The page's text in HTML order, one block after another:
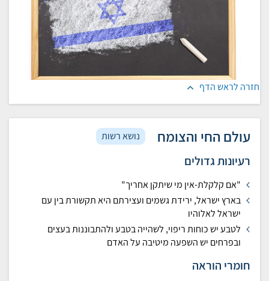
חזרה לראש הדף
עולם החי והצומח נושא רשות
רעיונות גדולים
"אם קלקלת-אין מי שיתקן אחריך"
בארץ ישראל, ירידת גשמים ועצירתם היא תקשורת בין עם
ישראל לאלוהיו
לטבע יש כוחות ריפוי, לשהייה בטבע ולהתבוננות בעצים
ובפרחים יש השפעה מיטיבה על האדם
חומרי הוראה